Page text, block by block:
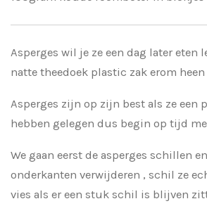
Asperges wil je ze een dag later eten
natte theedoek plastic zak erom
Asperges zijn op zijn best als ze een
hebben gelegen dus begin op tijd
We gaan eerst de asperges schillen
onderkanten verwijderen , schil ze
vies als er een stuk schil is blijven